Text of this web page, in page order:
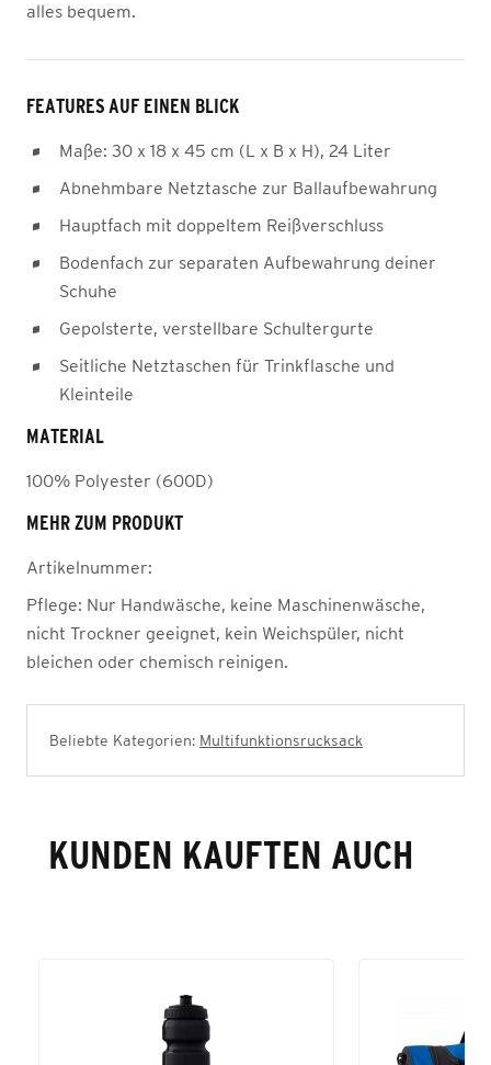
alles bequem.
FEATURES AUF EINEN BLICK
Maße: 30 x 18 x 45 cm (L x B x H), 24 Liter
Abnehmbare Netztasche zur Ballaufbewahrung
Hauptfach mit doppeltem Reißverschluss
Bodenfach zur separaten Aufbewahrung deiner
Schuhe
Gepolsterte, verstellbare Schultergurte
Seitliche Netztaschen für Trinkflasche und
Kleinteile
MATERIAL
100% Polyester (600D)
MEHR ZUM PRODUKT
Artikelnummer:
Pflege: Nur Handwäsche, keine Maschinenwäsche,
nicht Trockner geeignet, kein Weichspüler, nicht
bleichen oder chemisch reinigen.
Beliebte Kategorien: Multifunktionsrucksack
KUNDEN KAUFTEN AUCH